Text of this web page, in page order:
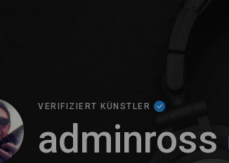
VERIFIZIERT KÜNSTLER
adminross